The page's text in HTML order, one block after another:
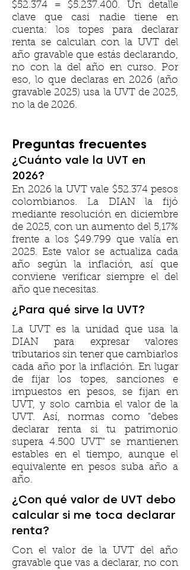
$52.374 = $5.237.400. Un detalle
clave que casi nadie tiene en
cuenta: los topes para declarar
renta se calculan con la UVT del
año gravable que estás declarando,
no con la del año en curso. Por
eso, lo que declaras en 2026 (año
gravable 2025) usa la UVT de 2025,
no la de 2026.
Preguntas frecuentes
¿Cuánto vale la UVT en
2026?
En 2026 la UVT vale $52.374 pesos
colombianos. La DIAN la fijó
mediante resolución en diciembre
de 2025, con un aumento del 5,17%
frente a los $49.799 que valía en
2025. Este valor se actualiza cada
año según la inflación, así que
conviene verificar siempre el del
año que necesitas.
¿Para qué sirve la UVT?
La UVT es la unidad que usa la
DIAN para expresar valores
tributarios sin tener que cambiarlos
cada año por la inflación. En lugar
de fijar los topes, sanciones e
impuestos en pesos, se fijan en
UVT, y solo cambia el valor de la
UVT. Así, normas como "debes
declarar renta si tu patrimonio
supera 4.500 UVT" se mantienen
estables en el tiempo, aunque el
equivalente en pesos suba año a
año.
¿Con qué valor de UVT debo
calcular si me toca declarar
renta?
Con el valor de la UVT del año
gravable que vas a declarar, no con